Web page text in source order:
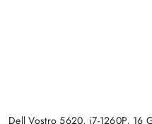
Dell Vostro 5620, i7-1260P, 16